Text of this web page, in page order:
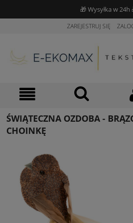
🎁 Wysyłka w 24h
ZAREJESTRUJ SIĘ
ŚWIĄTECZNA OZDOBA -
CHOINKĘ